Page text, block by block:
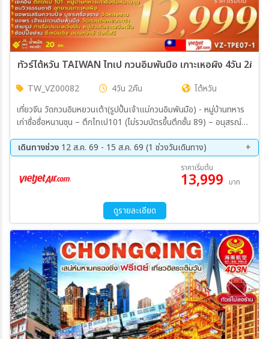
ทัวร์ไต้หวัน TAIWAN ไทเป กวนอิมพันมือ เกาะเหอผิง 4วัน 2คืน
TW_VZ00082 4วัน 2คืน
ไต้หวัน
เที่ยวจีน วัดกวนอิมหยวนเต้า(รูปปั้นเจ้าแม่กวนอิมพันมือ) - หมู่บ้านทหาร
เก่าซื่อซื่อหนานชุน – ตึกไทเป101 (ไม่รวมบัตรขึ้นตึกชั้น 89) – อนุสรณ์
ราณจิ่วเฟิน - อุทยานเกาะเหอผิง(รวมค่าเข้าชม) - หมู่บ้านประมงเจิ้งปิน –
ซีเหมินติง
เดินทางช่วง 12 ส.ค. 69 - 15 ส.ค. 69 (1 ช่วงวันเดินทาง)
ราคาเริ่มต้น
13,999 บาท
ดูรายละเอียด